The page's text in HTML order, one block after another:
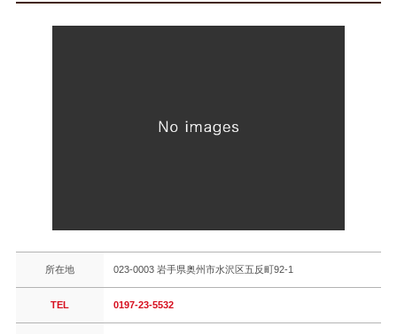
所在地 023-0003 岩手県奥州市水沢区五反町92-1
TEL 0197-23-5532